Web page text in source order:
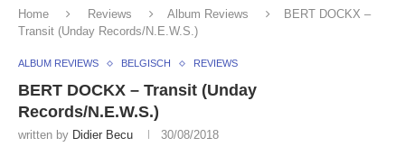
Home Reviews Album Reviews
BERT DOCKX –
Transit (Unday Records/N.E.W.S.)
ALBUM REVIEWS BELGISCH REVIEWS
BERT DOCKX – Transit (Unday
Records/N.E.W.S.)
written by Didier Becu 30/08/2018